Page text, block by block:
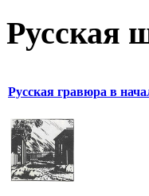
Русская
Русская гравюра в